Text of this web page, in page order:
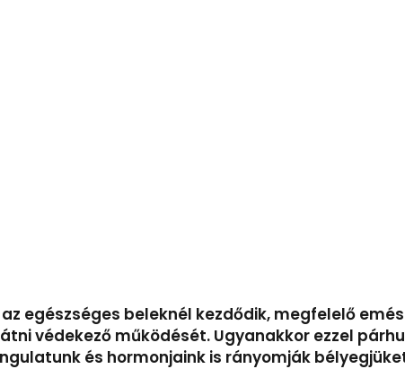
egészséges beleknél kezdődik, megfelelő
védekező működését. Ugyanakkor ezzel
és hormonjaink is rányomják